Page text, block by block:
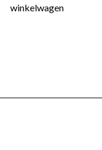
winkelwagen